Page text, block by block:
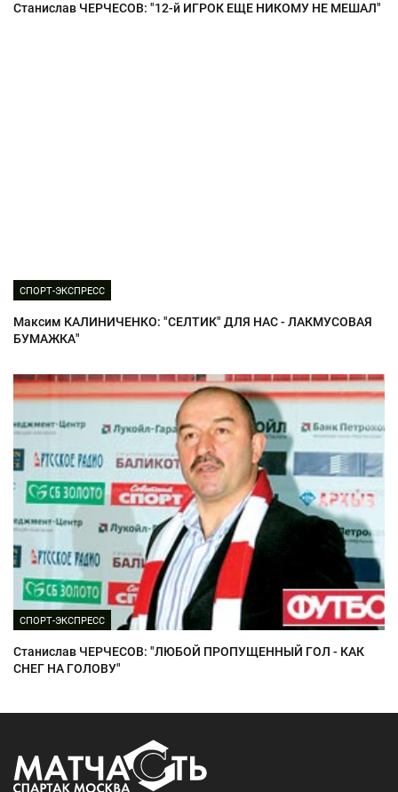
Станислав ЧЕРЧЕСОВ: "12-й ИГРОК ЕЩЕ НИКОМУ НЕ МЕШАЛ"
СПОРТ-ЭКСПРЕСС
Максим КАЛИНИЧЕНКО: "СЕЛТИК" ДЛЯ НАС - ЛАКМУСОВАЯ
БУМАЖКА"
СПОРТ-ЭКСПРЕСС
Станислав ЧЕРЧЕСОВ: "ЛЮБОЙ ПРОПУЩЕННЫЙ ГОЛ - КАК
СНЕГ НА ГОЛОВУ"